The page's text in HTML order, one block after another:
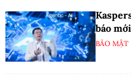
báo mới
BẢO MẬT